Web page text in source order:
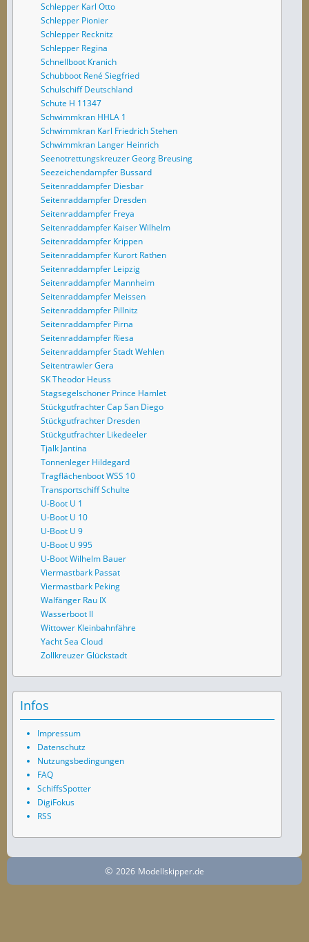
Schlepper Karl Otto
Schlepper Pionier
Schlepper Recknitz
Schlepper Regina
Schnellboot Kranich
Schubboot René Siegfried
Schulschiff Deutschland
Schute H 11347
Schwimmkran HHLA 1
Schwimmkran Karl Friedrich Stehen
Schwimmkran Langer Heinrich
Seenotrettungskreuzer Georg Breusing
Seezeichendampfer Bussard
Seitenraddampfer Diesbar
Seitenraddampfer Dresden
Seitenraddampfer Freya
Seitenraddampfer Kaiser Wilhelm
Seitenraddampfer Krippen
Seitenraddampfer Kurort Rathen
Seitenraddampfer Leipzig
Seitenraddampfer Mannheim
Seitenraddampfer Meissen
Seitenraddampfer Pillnitz
Seitenraddampfer Pirna
Seitenraddampfer Riesa
Seitenraddampfer Stadt Wehlen
Seitentrawler Gera
SK Theodor Heuss
Stagsegelschoner Prince Hamlet
Stückgutfrachter Cap San Diego
Stückgutfrachter Dresden
Stückgutfrachter Likedeeler
Tjalk Jantina
Tonnenleger Hildegard
Tragflächenboot WSS 10
Transportschiff Schulte
U-Boot U 1
U-Boot U 10
U-Boot U 9
U-Boot U 995
U-Boot Wilhelm Bauer
Viermastbark Passat
Viermastbark Peking
Walfänger Rau IX
Wasserboot II
Wittower Kleinbahnfähre
Yacht Sea Cloud
Zollkreuzer Glückstadt
Infos
Impressum
Datenschutz
Nutzungsbedingungen
FAQ
SchiffsSpotter
DigiFokus
RSS
© 2026 Modellskipper.de